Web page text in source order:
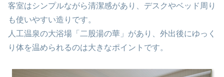
客室はシンプルながら清潔感があり、デスクやベッド周り
も使いやすい造りです。
人工温泉の大浴場「二股湯の華」があり、外出後にゆっく
り体を温められるのは大きなポイントです。